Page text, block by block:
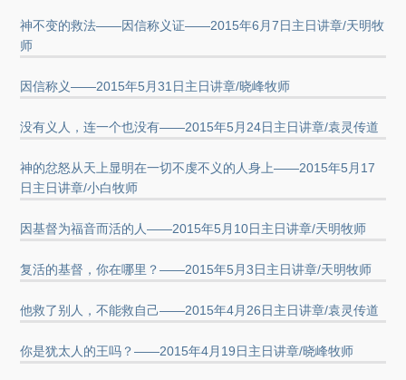
神不变的救法——因信称义证——2015年6月7日主日讲章/天明牧
师
因信称义——2015年5月31日主日讲章/晓峰牧师
没有义人，连一个也没有——2015年5月24日主日讲章/袁灵传道
神的忿怒从天上显明在一切不虔不义的人身上——2015年5月17
日主日讲章/小白牧师
因基督为福音而活的人——2015年5月10日主日讲章/天明牧师
复活的基督，你在哪里？——2015年5月3日主日讲章/天明牧师
他救了别人，不能救自己——2015年4月26日主日讲章/袁灵传道
你是犹太人的王吗？——2015年4月19日主日讲章/晓峰牧师